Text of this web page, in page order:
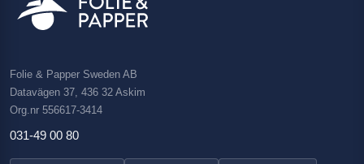
Folie & Papper Sweden AB
Datavägen 37, 436 32 Askim
Org.nr 556617-3414
031-49 00 80